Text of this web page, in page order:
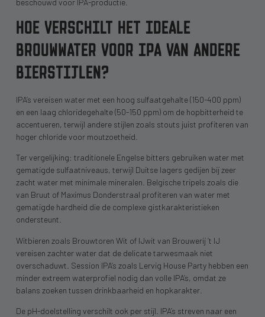
HOE VERSCHILT HET IDEALE
BROUWWATER VOOR IPA VAN ANDERE
BIERSTIJLEN?
IPA’s vereisen water met een hoog sulfaatgehalte (150-400 ppm)
en een laag chloridegehalte (50-150 ppm) om de hopbitterheid te
accentueren, terwijl andere stijlen zoals stouts juist profiteren van
hoger chloride voor moutzoetheid.
Ter vergelijking: traditionele Engelse bitters gebruiken water met
gematigde sulfaatniveaus, terwijl Duitse lagers gedijen bij zeer
zacht water met minimale mineralen. Belgische tripels zoals die
van Bruut of Maximus Donderstraal profiteren van water met
gematigde hardheid die de complexe gistkarakteristieken
ondersteunt.
Witbieren zoals Brouwtoren Wit of IJwit van Brouwerij ’t IJ
vereisen zachter water dat de delicate tarwesmaak niet
overschaduwt. Session IPA’s zoals Lervig House Party hebben een
minder extreem waterprofiel nodig dan volle IPA’s, omdat ze
balans zoeken tussen drinkbaarheid en hopkarakter.
De pH-doelstelling verschilt ook per stijl. IPA’s streven naar een